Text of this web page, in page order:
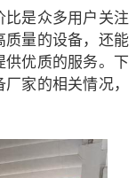
是众多用户关注
量的设备，还能
优质的服务。下
家的相关情况，